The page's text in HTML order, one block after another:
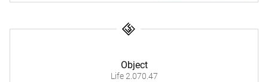
Object
Life 2.070.47